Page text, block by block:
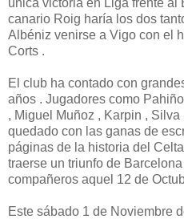
canario Roig haría los dos
Albéniz venirse a Vigo con el
Corts .
El club ha contado con
años . Jugadores como
, Miguel Muñoz , Karpin ,
quedado con las ganas de
páginas de la historia del
traerse un triunfo de
compañeros aquel 12 de
Este sábado 1 de Noviembre